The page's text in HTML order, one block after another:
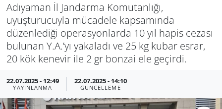
Adıyaman İl Jandarma Komutanlığı,
uyuşturucuyla mücadele kapsamında
düzenlediği operasyonlarda 10 yıl hapis cezası
bulunan Y.A.’yı yakaladı ve 25 kg kubar esrar,
20 kök kenevir ile 2 gr bonzai ele geçirdi.
22.07.2025 - 12:49
YAYINLANMA
22.07.2025 - 14:10
GÜNCELLEME
Izmir
Kütahya